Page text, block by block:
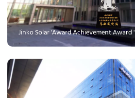
Jinko Solar 'Award Achievement Award '